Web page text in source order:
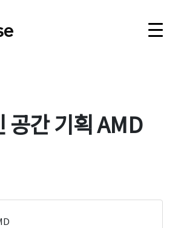
공간 기획 AMD